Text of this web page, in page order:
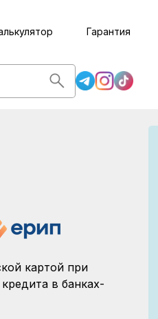
Гарантия
картой при
в банках-